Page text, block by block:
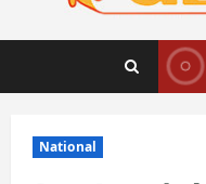
National